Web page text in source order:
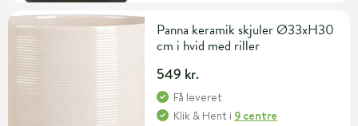
Panna keramik skjuler Ø33xH30
cm i hvid med riller
549 kr.
Få leveret
Klik & Hent i 9 centre